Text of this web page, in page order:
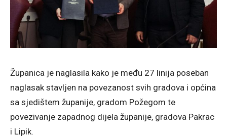
Županica je naglasila kako je među 27 linija poseban
naglasak stavljen na povezanost svih gradova i općina
sa sjedištem županije, gradom Požegom te
povezivanje zapadnog dijela županije, gradova Pakrac
i Lipik.